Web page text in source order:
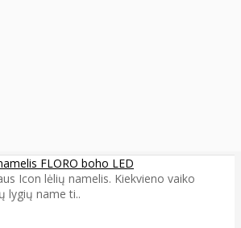
FLORO boho LED
Icon lėlių namelis. Kiekvieno vaiko
lygių name ti..